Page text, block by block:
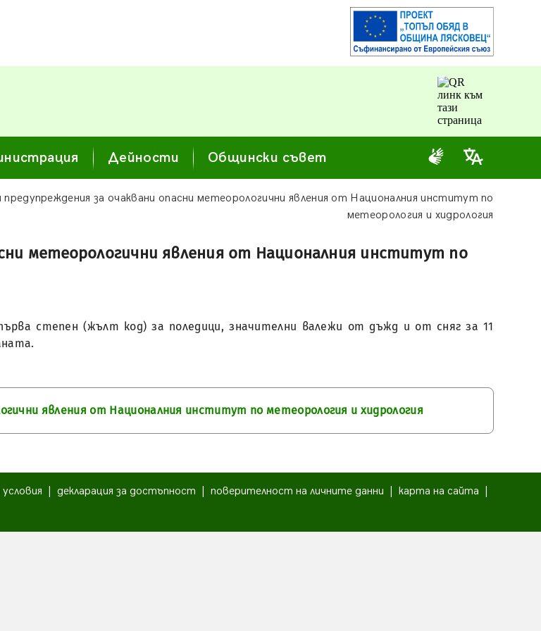
Дейности Общински съвет
предупреждения за очаквани опасни метеорологични явления от Националния институт по
метеорология и хидрология
метеорологични явления от Националния институт по
степен (жълт код) за поледици, значителни валежи от дъжд и от сняг за 11
явления от Националния институт по метеорология и хидрология
декларация за достъпност поверителност на личните данни карта на сайта